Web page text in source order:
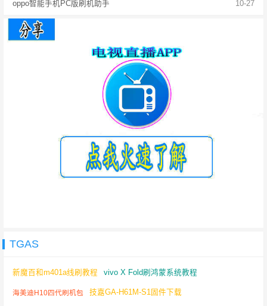
10-27
oppo智能手机PC版刷机助手
TGAS
新魔百和m401a线刷教程 vivo X Fold刷鸿蒙系统教程
海美迪H10四代刷机包 技嘉GA-H61M-S1固件下载